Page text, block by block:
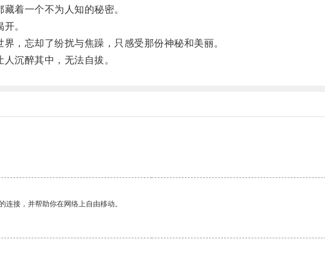
着一个不为人知的秘密。
。
忘却了纷扰与焦躁，只感受那份神秘和美丽。
沉醉其中，无法自拔。
接，并帮助你在网络上自由移动。